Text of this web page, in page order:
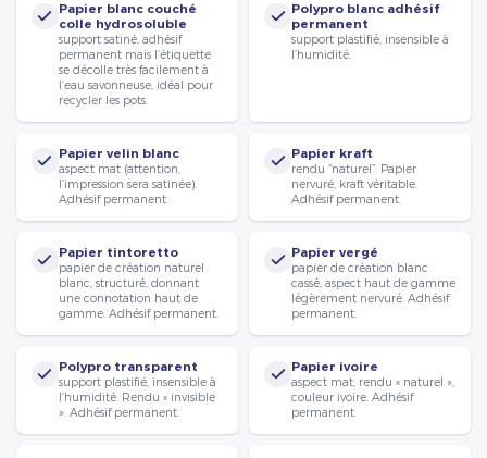
Papier blanc couché
colle hydrosoluble
support satiné, adhésif
permanent mais l’étiquette
se décolle très facilement à
l’eau savonneuse, idéal pour
recycler les pots.
Polypro blanc adhésif
permanent
support plastifié, insensible à
l’humidité.
Papier velin blanc
aspect mat (attention,
l’impression sera satinée).
Adhésif permanent.
Papier kraft
rendu “naturel”. Papier
nervuré, kraft véritable.
Adhésif permanent.
Papier tintoretto
papier de création naturel
blanc, structuré, donnant
une connotation haut de
gamme. Adhésif permanent.
Papier vergé
papier de création blanc
cassé, aspect haut de gamme
légèrement nervuré. Adhésif
permanent.
Polypro transparent
support plastifié, insensible à
l’humidité. Rendu « invisible
». Adhésif permanent.
Papier ivoire
aspect mat, rendu « naturel »,
couleur ivoire. Adhésif
permanent.